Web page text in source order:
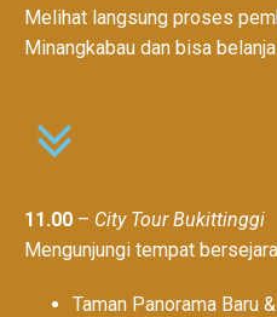
Melihat langsung proses
Minangkabau dan bisa
11.00 – City Tour Bukittinggi
Mengunjungi tempat
Taman Panorama Baru